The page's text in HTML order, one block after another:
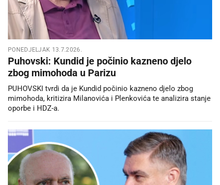
PONEDJELJAK 13.7.2026.
Puhovski: Kundid je počinio kazneno djelo
zbog mimohoda u Parizu
PUHOVSKI tvrdi da je Kundid počinio kazneno djelo zbog
mimohoda, kritizira Milanovića i Plenkovića te analizira stanje
oporbe i HDZ-a.